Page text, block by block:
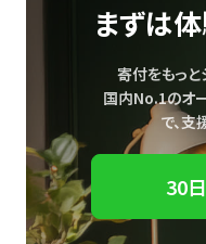
まずは体
寄付をもっと
国内No.1のオ
で、支
30